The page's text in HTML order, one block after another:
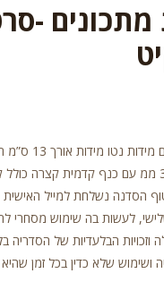
-
עשויה ציפבורד 3 ממ עם כנף קדמית
הסדנה נשלחת למייל
לעשות בה שימוש מסחרי
וזכויות הבלעדיות של הסדריה
שלא כדין בכל זמן שהיא